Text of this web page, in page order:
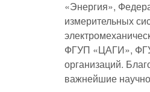
«Энергия»,
измерительных
ФГУП «ЦАГИ»,
организаций.
важнейшие